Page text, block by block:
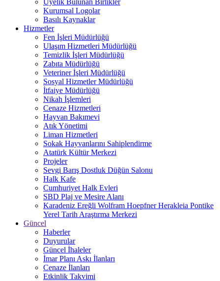
Üyelik Bulunan Birlikler
Kurumsal Logolar
Basılı Kaynaklar
Hizmetler
Fen İşleri Müdürlüğü
Ulaşım Hizmetleri Müdürlüğü
Temizlik İşleri Müdürlüğü
Zabıta Müdürlüğü
Veteriner İşleri Müdürlüğü
Sosyal Hizmetler Müdürlüğü
İtfaiye Müdürlüğü
Nikah İşlemleri
Cenaze Hizmetleri
Hayvan Bakımevi
Atık Yönetimi
Liman Hizmetleri
Sokak Hayvanlarını Sahiplendirme
Atatürk Kültür Merkezi
Projeler
Sevgi Barış Dostluk Düğün Salonu
Halk Kafe
Cumhuriyet Halk Evleri
SBD Plaj ve Mesire Alanı
Karadeniz Ereğli Wolfram Hoepfner Herakleia Pontike
Yerel Tarih Araştırma Merkezi
Güncel
Haberler
Duyurular
Güncel İhaleler
İmar Planı Askı İlanları
Cenaze İlanları
Etkinlik Takvimi